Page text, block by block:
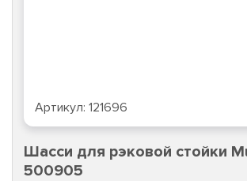
Артикул: 121696
Шасси для рэковой стойки
500905